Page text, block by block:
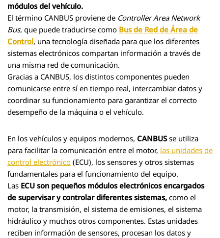
módulos del vehículo.
El término CANBUS proviene de Controller Area Network
Bus, que puede traducirse como Bus de Red de Área de
Control, una tecnología diseñada para que los diferentes
sistemas electrónicos compartan información a través de
una misma red de comunicación.
Gracias a CANBUS, los distintos componentes pueden
comunicarse entre sí en tiempo real, intercambiar datos y
coordinar su funcionamiento para garantizar el correcto
desempeño de la máquina o el vehículo.
En los vehículos y equipos modernos, CANBUSse utiliza
para facilitar la comunicación entre el motor, las unidades de
control electrónico (ECU), los sensores y otros sistemas
fundamentales para el funcionamiento del equipo.
Las ECU son pequeños módulos electrónicos encargados
de supervisar y controlar diferentes sistemas, como el
motor, la transmisión, el sistema de emisiones, el sistema
hidráulico y muchos otros componentes. Estas unidades
reciben información de sensores, procesan los datos y